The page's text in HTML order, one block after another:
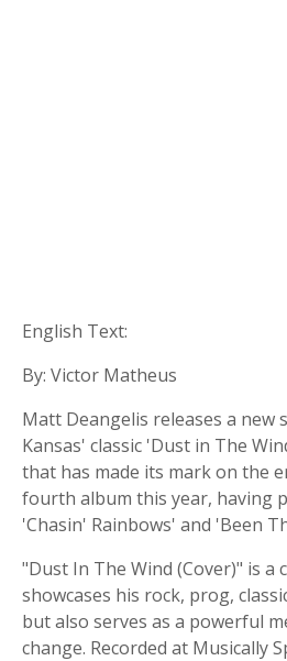
English Text:
By: Victor Matheus
Matt Deangelis releases a new
Kansas' classic 'Dust in The
that has made its mark on the
fourth album this year, having
'Chasin' Rainbows' and 'Been
"Dust In The Wind (Cover)" is a
showcases his rock, prog,
but also serves as a powerful
change. Recorded at Musically